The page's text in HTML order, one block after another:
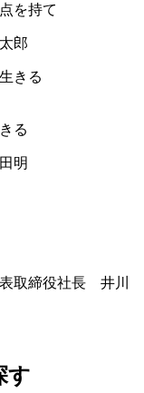
を持て
郎
きる
明
取締役社長 井川
す